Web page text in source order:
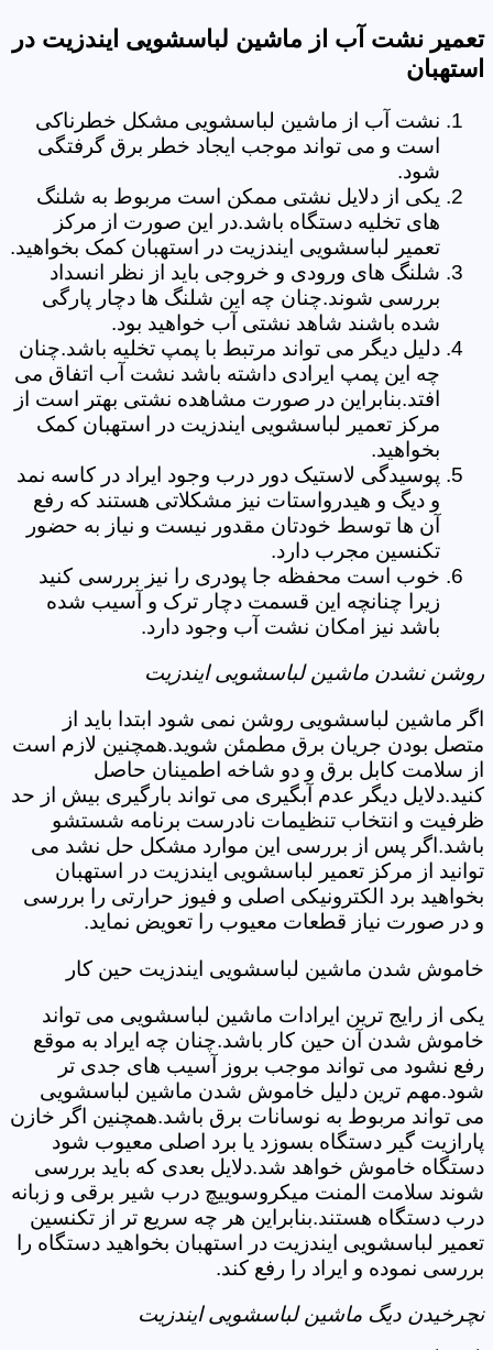
تعمیر نشت آب از ماشین لباسشویی ایندزیت در
استهبان
نشت آب از ماشین لباسشویی مشکل خطرناکی
است و می تواند موجب ایجاد خطر برق گرفتگی
شود.
یکی از دلایل نشتی ممکن است مربوط به شلنگ
های تخلیه دستگاه باشد.در این صورت از مرکز
تعمیر لباسشویی ایندزیت در استهبان کمک بخواهید.
شلنگ های ورودی و خروجی باید از نظر انسداد
بررسی شوند.چنان چه این شلنگ ها دچار پارگی
شده باشند شاهد نشتی آب خواهید بود.
دلیل دیگر می تواند مرتبط با پمپ تخلیه باشد.چنان
چه این پمپ ایرادی داشته باشد نشت آب اتفاق می
افتد.بنابراین در صورت مشاهده نشتی بهتر است از
مرکز تعمیر لباسشویی ایندزیت در استهبان کمک
بخواهید.
پوسیدگی لاستیک دور درب وجود ایراد در کاسه نمد
و دیگ و هیدرواستات نیز مشکلاتی هستند که رفع
آن ها توسط خودتان مقدور نیست و نیاز به حضور
تکنسین مجرب دارد.
خوب است محفظه جا پودری را نیز بررسی کنید
زیرا چنانچه این قسمت دچار ترک و آسیب شده
باشد نیز امکان نشت آب وجود دارد.
روشن نشدن ماشین لباسشویی ایندزیت
اگر ماشین لباسشویی روشن نمی شود ابتدا باید از
متصل بودن جریان برق مطمئن شوید.همچنین لازم است
از سلامت کابل برق و دو شاخه اطمینان حاصل
کنید.دلایل دیگر عدم آبگیری می تواند بارگیری بیش از حد
ظرفیت و انتخاب تنظیمات نادرست برنامه شستشو
باشد.اگر پس از بررسی این موارد مشکل حل نشد می
توانید از مرکز تعمیر لباسشویی ایندزیت در استهبان
بخواهید برد الکترونیکی اصلی و فیوز حرارتی را بررسی
و در صورت نیاز قطعات معیوب را تعویض نماید.
خاموش شدن ماشین لباسشویی ایندزیت حین کار
یکی از رایج ترین ایرادات ماشین لباسشویی می تواند
خاموش شدن آن حین کار باشد.چنان چه ایراد به موقع
رفع نشود می تواند موجب بروز آسیب های جدی تر
شود.مهم ترین دلیل خاموش شدن ماشین لباسشویی
می تواند مربوط به نوسانات برق باشد.همچنین اگر خازن
پارازیت گیر دستگاه بسوزد یا برد اصلی معیوب شود
دستگاه خاموش خواهد شد.دلایل بعدی که باید بررسی
شوند سلامت المنت میکروسوییچ درب شیر برقی و زبانه
درب دستگاه هستند.بنابراین هر چه سریع تر از تکنسین
تعمیر لباسشویی ایندزیت در استهبان بخواهید دستگاه را
بررسی نموده و ایراد را رفع کند.
نچرخیدن دیگ ماشین لباسشویی ایندزیت